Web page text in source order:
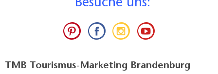
Besuche uns:
TMB Tourismus-Marketing Brandenburg